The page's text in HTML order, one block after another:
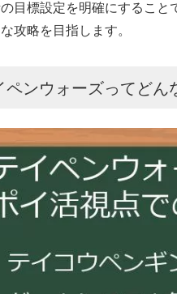
目標設定を明確にすること
攻略を目指します。
ペンウォーズってどん